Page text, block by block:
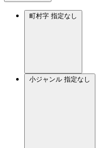
町村字 指定なし
小ジャンル 指定なし